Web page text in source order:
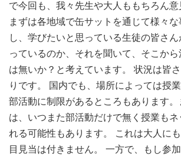
で今回も、我々先生や大人ももちろん意
まずは各地域で缶サットを通じて様々
し、学びたいと思っている生徒の皆さ
っているのか、それを聞いて、そこか
は無いか？と考えています。 状況は皆
りです。 国内でも、場所によっては授
部活動に制限があるところもあります
は、いつまた部活動だけで無く授業もネ
れる可能性もあります。 これは大人に
目見当は付きません。 一方で、もし参